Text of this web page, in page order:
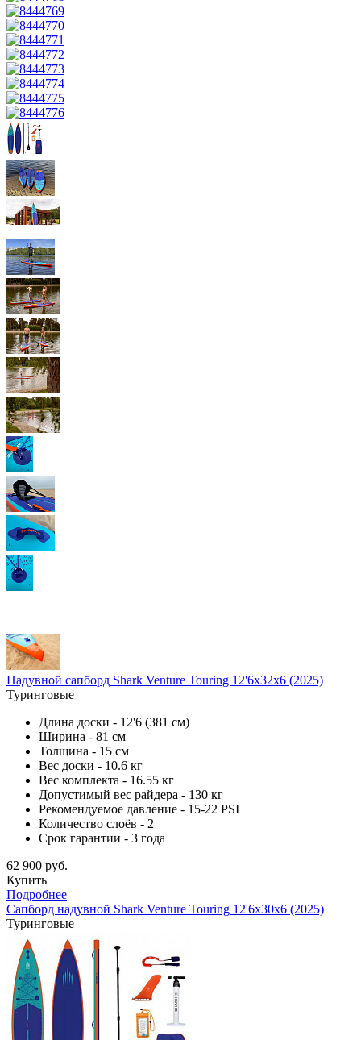
Надувной сапборд Shark Venture Touring 12'6x32x6 (2025)
Туринговые
Длина доски - 12'6 (381 см)
Ширина - 81 см
Толщина - 15 см
Вес доски - 10.6 кг
Вес комплекта - 16.55 кг
Допустимый вес райдера - 130 кг
Рекомендуемое давление - 15-22 PSI
Количество слоёв - 2
Срок гарантии - 3 года
62 900 руб.
Купить
Подробнее
Сапборд надувной Shark Venture Touring 12'6x30x6 (2025)
Туринговые